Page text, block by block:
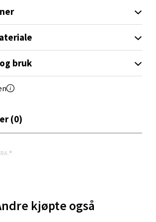
bruk
(0)
kjøpte også
19
Orkanger, Orkdalsveien 113, 7300
20